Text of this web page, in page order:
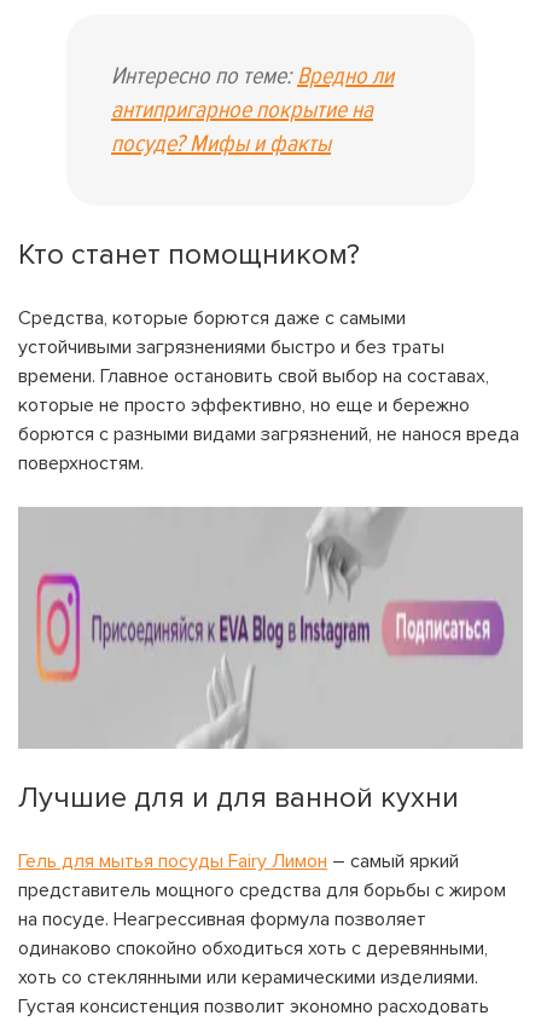
Интересно по теме:Вредно ли
антипригарное покрытие на
посуде? Мифы и факты
Кто станет помощником?
Средства, которые борются даже с самыми
устойчивыми загрязнениями быстро и без траты
времени. Главное остановить свой выбор на составах,
которые не просто эффективно, но еще и бережно
борются с разными видами загрязнений, не нанося вреда
поверхностям.
Лучшие для и для ванной кухни
Гель для мытья посуды Fairy Лимон – самый яркий
представитель мощного средства для борьбы с жиром
на посуде. Неагрессивная формула позволяет
одинаково спокойно обходиться хоть с деревянными,
хоть со стеклянными или керамическими изделиями.
Густая консистенция позволит экономно расходовать
ВЕРНУТЬСЯ ПЕРЕЧИСЛИТЬ